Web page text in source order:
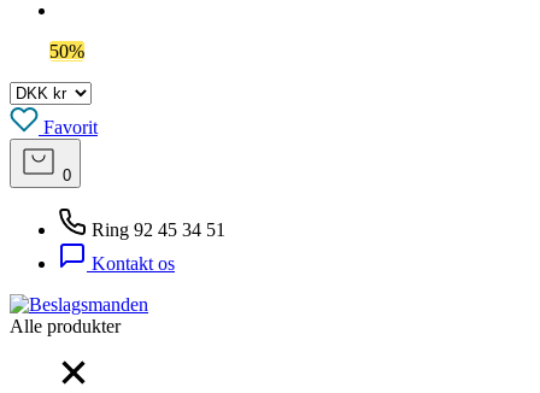
50%
Favorit
0
Ring 92 45 34 51
Kontakt os
Alle produkter